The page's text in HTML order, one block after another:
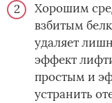
Хорошим
взбитым
удаляет
эффект
простым и
устранить